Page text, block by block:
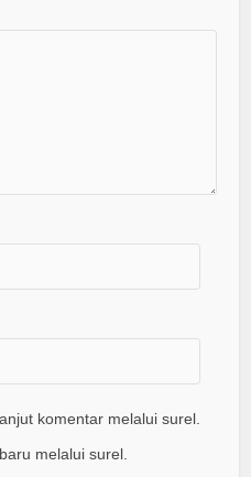
komentar melalui surel.
melalui surel.